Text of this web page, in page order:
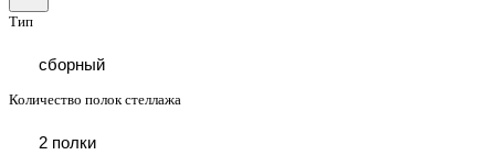
Тип
сборный
Количество полок стеллажа
2 полки